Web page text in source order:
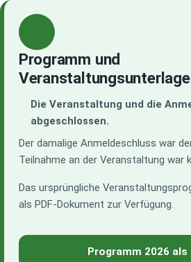
Programm und
Die Veranstaltung und die
abgeschlossen.
Der damalige Anmeldeschluss war
Teilnahme an der Veranstaltung war
Das ursprüngliche
als PDF-Dokument zur Verfügung.
Programm 2026 als